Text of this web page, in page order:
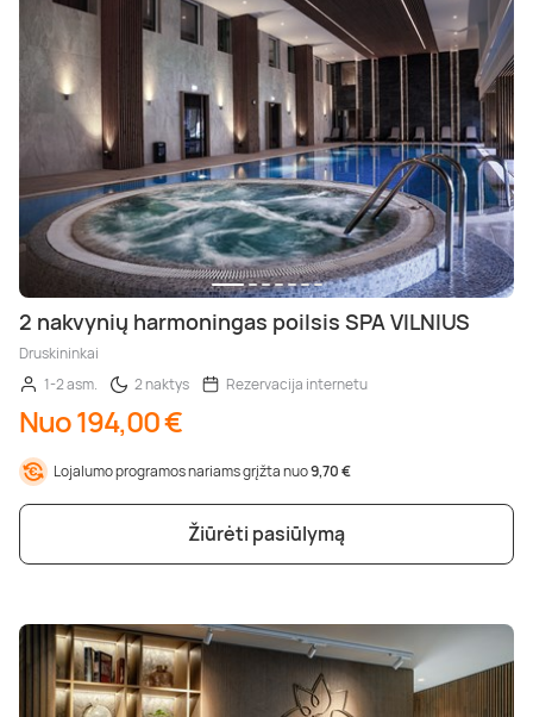
2 nakvynių harmoningas poilsis SPA VILNIUS
Druskininkai
1-2 asm.
2 naktys Rezervacija internetu
Nuo 194,00 €
Lojalumo programos nariams grįžta nuo9,70 €
Žiūrėti pasiūlymą